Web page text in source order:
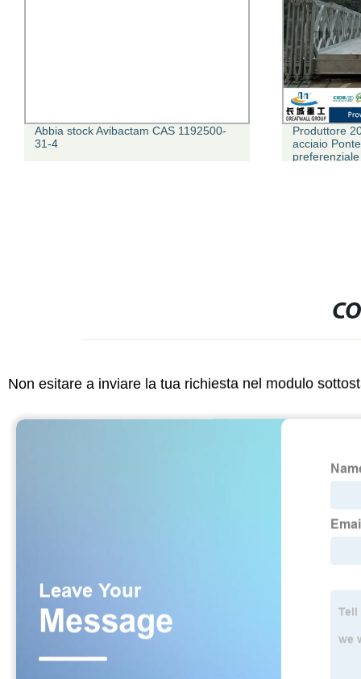
Abbia stock Avibactam CAS 1192500-
31-4
Produttore
acciaio
preferenziale
Non esitare a inviare la tua richiesta nel modulo